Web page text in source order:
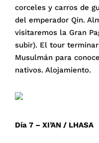
corceles y carros de
del emperador Qin.
visitaremos la Gran
subir). El tour
Musulmán para
nativos. Alojamiento.
Día 7 – XI’AN / LHASA